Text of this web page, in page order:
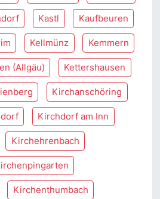
Kastl Kaufbeuren
Kellmünz Kemmern
(Allgäu) Kettershausen
Kirchanschöring
Kirchdorf am Inn
Kirchehrenbach
Kirchenthumbach